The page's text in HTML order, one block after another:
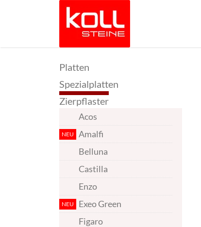
Platten
Spezialplatten
Zierpflaster
Acos
Amalfi
Belluna
Castilla
Enzo
Exeo Green
Figaro